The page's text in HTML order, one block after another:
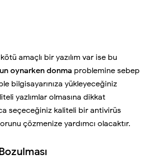
amaçlı bir yazılım var ise bu
oynarken donma problemine sebep
bilgisayarınıza yükleyeceğiniz
yazlımlar olmasına dikkat
seçeceğiniz kaliteli bir antivirüs
çözmenize yardımcı olacaktır.